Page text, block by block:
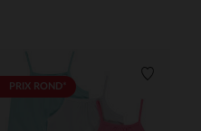
PRIX ROND* Liste